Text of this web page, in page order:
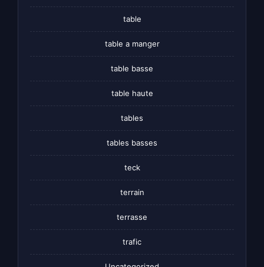
table
table a manger
table basse
table haute
tables
tables basses
teck
terrain
terrasse
trafic